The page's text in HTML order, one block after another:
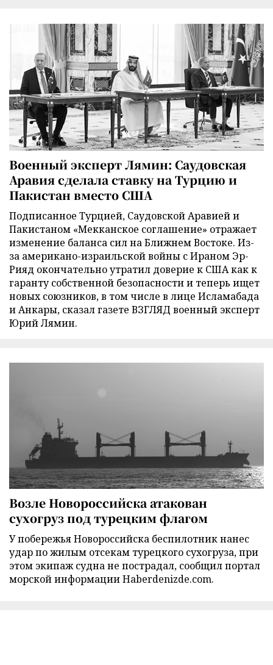
Военный эксперт Лямин: Саудовская
Аравия сделала ставку на Турцию и
Пакистан вместо США
Подписанное Турцией, Саудовской Аравией и
Пакистаном «Мекканское соглашение» отражает
изменение баланса сил на Ближнем Востоке. Из-
за американо-израильской войны с Ираном Эр-
Рияд окончательно утратил доверие к США как к
гаранту собственной безопасности и теперь ищет
новых союзников, в том числе в лице Исламабада
и Анкары, сказал газете ВЗГЛЯД военный эксперт
Юрий Лямин.
Возле Новороссийска атакован
сухогруз под турецким флагом
У побережья Новороссийска беспилотник нанес
удар по жилым отсекам турецкого сухогруза, при
этом экипаж судна не пострадал, сообщил портал
морской информации Haberdenizde.com.